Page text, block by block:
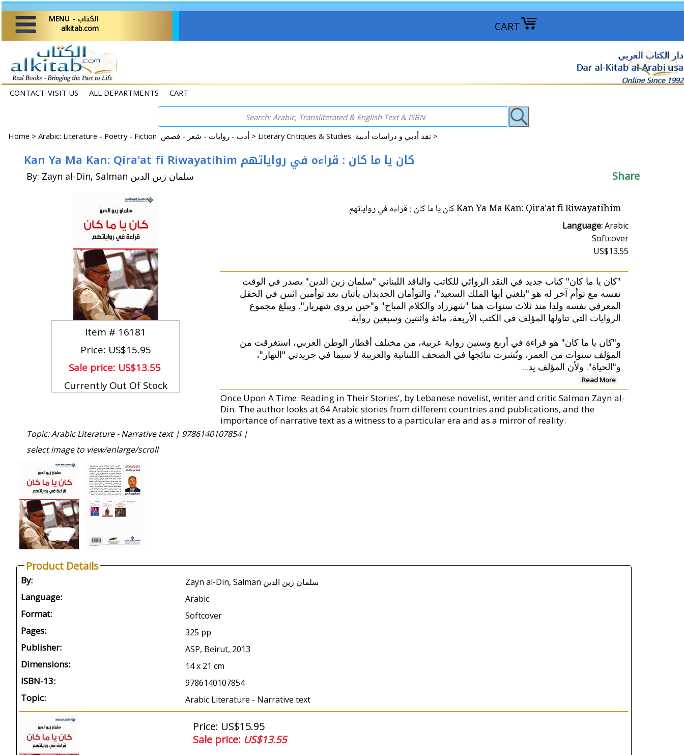
CART
MENU - الكتاب
alkitab.com
دار الكتاب العربي
Dar al-Kitab al-Arabi usa
Online Since 1992
CONTACT-VISIT US ALL DEPARTMENTS CART
Home > Arabic: Literature - Poetry - Fiction أدب - روايات - شعر - قصص > Literary Critiques & Studies نقد أدبي و دراسات أدبية >
Kan Ya Ma Kan: Qira'at fi Riwayatihim كان يا ما كان : قراءه في رواياتهم
By: Zayn al-Din, Salman سلمان زين الدين Share
Item # 16181
Price: US$15.95
Sale price: US$13.55
Currently Out Of Stock
Kan Ya Ma Kan: Qira'at fi Riwayatihim كان يا ما كان : قراءه في رواياتهم
Language:Arabic
Softcover
US$13.55
"كان يا ما كان" كتاب جديد في النقد الروائي للكاتب والناقد اللبناني "سلمان زين الدين" يصدر في الوقت
نفسه مع توأم آخر له هو "بلغني أيها الملك السعيد"، والتوأمان الجديدان يأتيان بعد توأمين اثنين في الحقل
المعرفي نفسه ولدا منذ ثلاث سنوات هما "شهرزاد والكلام المباح" و"حين يروي شهريار". ويبلغ مجموع
الروايات التي تناولها المؤلف في الكتب الأربعة، مائة واثنتين وسبعين رواية.
و"كان يا ما كان" هو قراءة في أربع وستين رواية عربية، من مختلف أقطار الوطن العربي، استغرقت من
المؤلف سنوات من العمر، ونُشرت نتائجها في الصحف اللبنانية والعربية لا سيما في جريدتي "النهار"،
و"الحياة". ولأن المؤلف يد...
Read More
Once Upon A Time: Reading in Their Stories', by Lebanese novelist, writer and critic Salman Zayn al-
Din. The author looks at 64 Arabic stories from different countries and publications, and the
importance of narrative text as a witness to a particular era and as a mirror of reality.
Topic: Arabic Literature - Narrative text | 9786140107854 |
select image to view/enlarge/scroll
Product Details
By: Zayn al-Din, Salman سلمان زين الدين
Language: Arabic
Format: Softcover
Pages: 325 pp
Publisher: ASP, Beirut, 2013
Dimensions: 14 x 21 cm
ISBN-13: 9786140107854
Topic: Arabic Literature - Narrative text
Price: US$15.95
Sale price: US$13.55